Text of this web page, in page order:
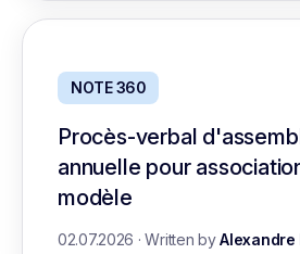
NOTE 360
Procès-verbal
annuelle pour
modèle
02.07.2026 ·Written byAlexandre